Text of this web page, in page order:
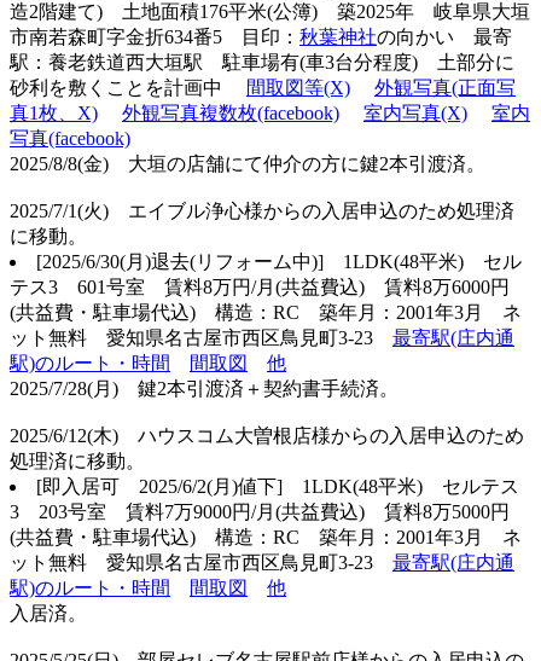
造2階建て) 土地面積176平米(公簿) 築2025年 岐阜県大垣
市南若森町字金折634番5 目印： 秋葉神社の向かい 最寄
駅：養老鉄道西大垣駅 駐車場有(車3台分程度) 土部分に
砂利を敷くことを計画中
間取図等(X)
外観写真(正面写
真1枚、X)
外観写真複数枚(facebook) 室内写真(X)
室内
写真(facebook)
2025/8/8(金) 大垣の店舗にて仲介の方に鍵2本引渡済。
2025/7/1(火) エイブル浄心様からの入居申込のため処理済
に移動。
[2025/6/30(月)退去(リフォーム中)] 1LDK(48平米) セル
テス3 601号室 賃料8万円/月(共益費込) 賃料8万6000円
(共益費・駐車場代込) 構造：RC 築年月：2001年3月 ネ
ット無料 愛知県名古屋市西区鳥見町3-23 最寄駅(庄内通
駅)のルート・時間
間取図
他
2025/7/28(月) 鍵2本引渡済＋契約書手続済。
2025/6/12(木) ハウスコム大曽根店様からの入居申込のため
処理済に移動。
[即入居可 2025/6/2(月)値下] 1LDK(48平米) セルテス
3 203号室 賃料7万9000円/月(共益費込) 賃料8万5000円
(共益費・駐車場代込) 構造：RC 築年月：2001年3月 ネ
ット無料 愛知県名古屋市西区鳥見町3-23 最寄駅(庄内通
駅)のルート・時間
間取図
他
入居済。